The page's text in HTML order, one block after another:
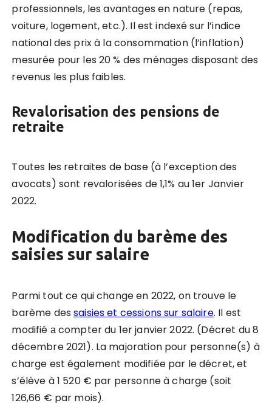
professionnels, les avantages en nature (repas,
voiture, logement, etc.). Il est indexé sur l’indice
national des prix à la consommation (l’inflation)
mesurée pour les 20 % des ménages disposant des
revenus les plus faibles.
Revalorisation des pensions de
retraite
Toutes les retraites de base (à l’exception des
avocats) sont revalorisées de 1,1% au 1er Janvier
2022.
Modification du barème des
saisies sur salaire
Parmi tout ce qui change en 2022, on trouve le
barème dessaisies et cessions sur salaire. Il est
modifié а compter du 1er janvier 2022. (Décret du 8
décembre 2021). La majoration pour personne(s) à
charge est également modifiée par le décret, et
s’élève à 1 520 € par personne à charge (soit
126,66 € par mois).